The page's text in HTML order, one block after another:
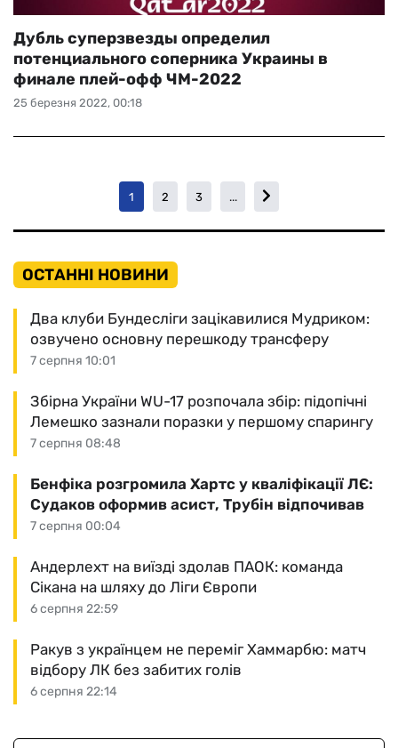
25 березня 2022, 00:18
Дубль суперзвезды определил
потенциального соперника Украины в
финале плей-офф ЧМ-2022
1 2 3 ...
ОСТАННІ НОВИНИ
7 серпня 10:01
Два клуби Бундесліги зацікавилися Мудриком:
озвучено основну перешкоду трансферу
7 серпня 08:48
Збірна України WU-17 розпочала збір: підопічні
Лемешко зазнали поразки у першому спарингу
7 серпня 00:04
Бенфіка розгромила Хартс у кваліфікації ЛЄ:
Судаков оформив асист, Трубін відпочивав
6 серпня 22:59
Андерлехт на виїзді здолав ПАОК: команда
Сікана на шляху до Ліги Європи
6 серпня 22:14
Ракув з українцем не переміг Хаммарбю: матч
відбору ЛК без забитих голів